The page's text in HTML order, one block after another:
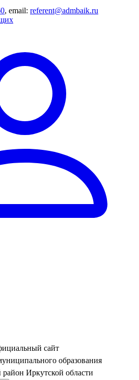
, email: referent@admbaik.ru
сайт
образования
Иркутской области